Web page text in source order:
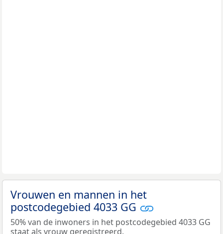
Vrouwen en mannen in het
postcodegebied 4033 GG
50% van de inwoners in het postcodegebied 4033 GG
staat als vrouw geregistreerd.